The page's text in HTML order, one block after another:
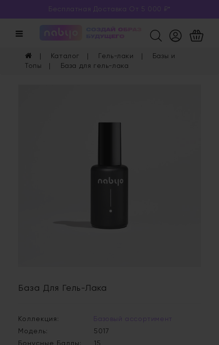
Бесплатная Доставка От 5 000 ₽*
Каталог Гель-лаки
Базы и
Топы
База для гель-лака
База Для Гель-Лака
Коллекция:
Базовый ассортимент
Модель:
5017
Бонусные Баллы:
15